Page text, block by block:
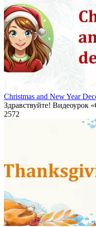
Christmas and New Year
Здравствуйте! Видеоурок
2572